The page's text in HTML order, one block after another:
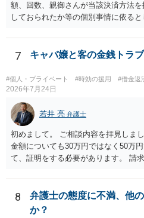
額、回数、親御さんが当該決済方法
しておられたか等の個別事情に依る
なって相談し、善後策を考えること
7 キャバ嬢と客の金銭トラ
#個人・プライベート #時効の援用 #借金返
2026年7月24日
若井 亮 弁護士
初めまして。 ご相談内容を拝見しま
金額についても30万円ではなく50万
て、証明をする必要があります。 請
れることになるでしょう。 請求があ
を起こす必要はないかと思います。
8
弁護士の態度に不満、他
か？